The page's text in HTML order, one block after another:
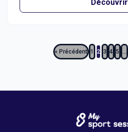
Découvrir
« Précédent 1 2 3 4 5 …